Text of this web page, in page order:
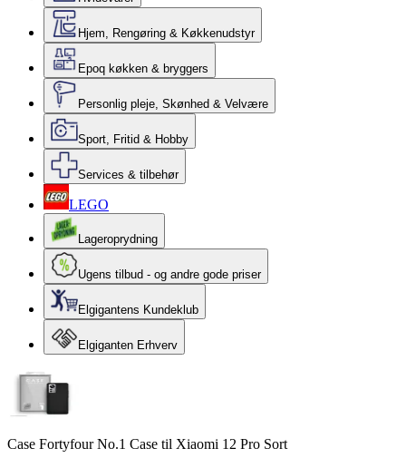
Hjem, Rengøring & Køkkenudstyr
Epoq køkken & bryggers
Personlig pleje, Skønhed & Velvære
Sport, Fritid & Hobby
Services & tilbehør
LEGO
Lageroprydning
Ugens tilbud - og andre gode priser
Elgigantens Kundeklub
Elgiganten Erhverv
Case Fortyfour No.1 Case til Xiaomi 12 Pro Sort